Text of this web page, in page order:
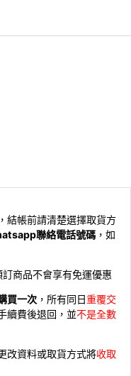
結帳前請清楚選擇取貨方
聯絡電話號碼 ，如
商品不會享有免運優惠
買一次 ，所有同日重覆交
續費後退回，並不是全數
改資料或取貨方式將收取